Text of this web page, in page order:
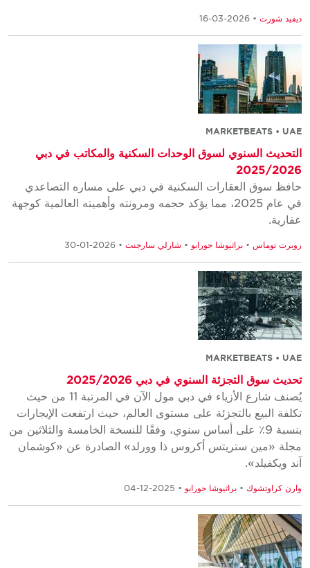
ديفيد شورت• 2026-03-16
MARKETBEATS • UAE
التحديث السنوي لسوق الوحدات السكنية والمكاتب في دبي
2025/2026
حافظ سوق العقارات السكنية في دبي على مساره التصاعدي
في عام 2025، مما يؤكد حجمه ومرونته وأهميته العالمية كوجهة
عقارية.
روبرت توماس• براثيوشا جورابو• شارلي سارجنت• 2026-01-30
MARKETBEATS • UAE
تحديث سوق التجزئة السنوي في دبي 2025/2026
يُصنف شارع الأزياء في دبي مول الآن في المرتبة 11 من حيث
تكلفة البيع بالتجزئة على مستوى العالم، حيث ارتفعت الإيجارات
بنسبة 9٪ على أساس سنوي، وفقًا للنسخة الخامسة والثلاثين من
مجلة «مين ستريتس أكروس ذا وورلد» الصادرة عن «كوشمان
آند ويكفيلد».
وارن كراوتشوك• براثيوشا جورابو• 2025-12-04